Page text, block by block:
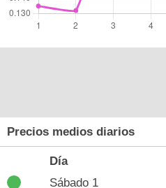
Precios medios diarios
Día
Sábado 1